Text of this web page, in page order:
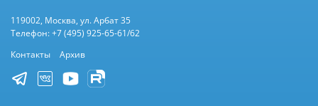
119002, Москва, ул. Арбат 35
Телефон: +7 (495) 925-65-61/62
Контакты
Архив